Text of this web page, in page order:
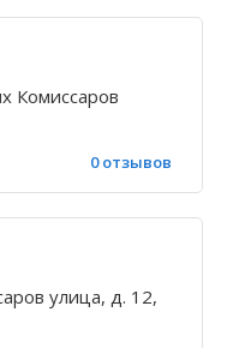
Комиссаров
0 отзывов
улица, д. 12,